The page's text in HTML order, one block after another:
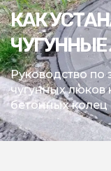
КАК
Руководство по
чугунных люков
бетонных колец